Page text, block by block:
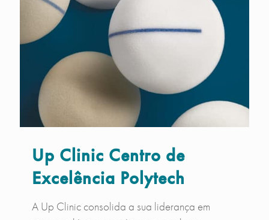
Up Clinic Centro de
Excelência Polytech
A Up Clinic consolida a sua liderança em